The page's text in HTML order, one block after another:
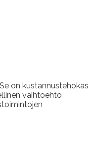
on kustannustehokas
vaihtoehto